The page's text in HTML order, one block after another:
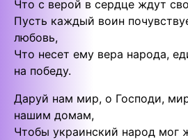
Что с верой в сердце ждут
Пусть каждый воин
любовь,
Что несет ему вера народа,
на победу.
Даруй нам мир, о Господи,
нашим домам,
Чтобы украинский народ мог